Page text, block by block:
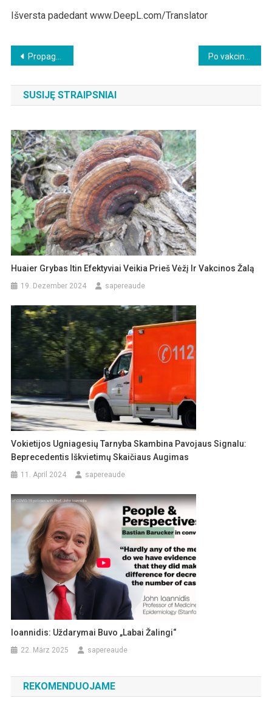
Išversta padedant www.DeepL.com/Translator
Beitragsnavigation
Propagandos pradžiamokslis: Baimė Nužudo Sveiką Protą
SUSIJĘ STRAIPSNIAI
Huaier Grybas Itin Efektyviai Veikia Prieš Vėžį Ir Vakcinos Žalą
19. Dezember 2024 sapereaude
Vokietijos Ugniagesių Tarnyba Skambina Pavojaus Signalu:
Beprecedentis Iškvietimų Skaičiaus Augimas
11. April 2024 sapereaude
Ioannidis: Uždarymai Buvo „labai Žalingi“
22. März 2025 sapereaude
REKOMENDUOJAME